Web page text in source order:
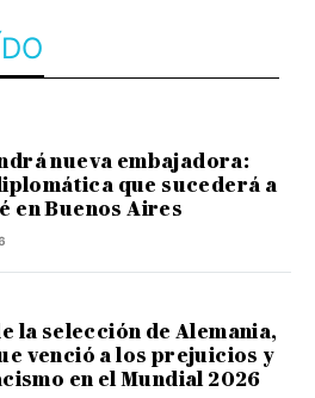
nueva embajadora:
que sucederá a
en Buenos Aires
la selección de Alemania,
venció a los prejuicios y
en el Mundial 2026